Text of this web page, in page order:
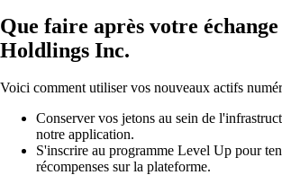
Que faire après votre
Holdlings Inc.
Voici comment utiliser vos nouveaux actifs
Conserver vos jetons au sein de
notre application.
S'inscrire au programme Level Up pour
récompenses sur la plateforme.